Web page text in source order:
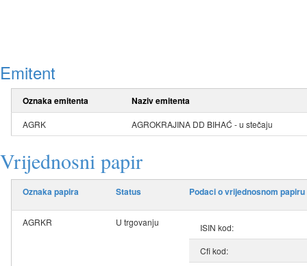
Emitent
Oznaka emitenta Naziv emitenta
AGRK AGROKRAJINA DD BIHAĆ - u stečaju
Vrijednosni papir
Oznaka papira Status Podaci o vrijednosnom papiru
AGRKR U trgovanju
ISIN kod:
Cfi kod: